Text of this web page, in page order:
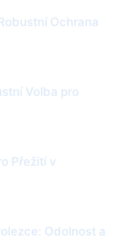
Ochrana
Volba pro
Přežití v
Odolnost a